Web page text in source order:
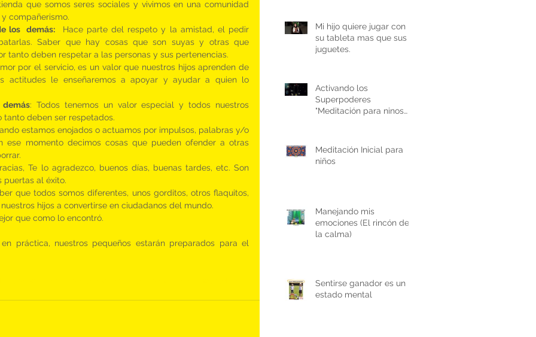
que somos seres sociales y vivimos en una comunidad
compañerismo.
los  demás:
  Hace parte del respeto y la amistad, el pedir
Saber que hay cosas que son suyas y otras que
tanto deben respetar a las personas y sus pertenencias.
por el servicio, es un valor que nuestros hijos aprenden de
actitudes le enseñaremos a apoyar y ayudar a quien lo
: Todos tenemos un valor especial y todos nuestros
tanto deben ser respetados.
estamos enojados o actuamos por impulsos, palabras y/o
ese momento decimos cosas que pueden ofender a otras
Te lo agradezco, buenos días, buenas tardes, etc. Son
puertas al éxito.
que todos somos diferentes, unos gorditos, otros flaquitos,
hijos a convertirse en ciudadanos del mundo.
que como lo encontró.
práctica, nuestros pequeños estarán preparados para el
Mi hijo quiere jugar con
su tableta mas que sus
juguetes.
Activando los
Superpoderes
"Meditación para ninos
Meditación Inicial para
niños
Manejando mis
emociones (El rincón de
la calma)
Sentirse ganador es un
estado mental